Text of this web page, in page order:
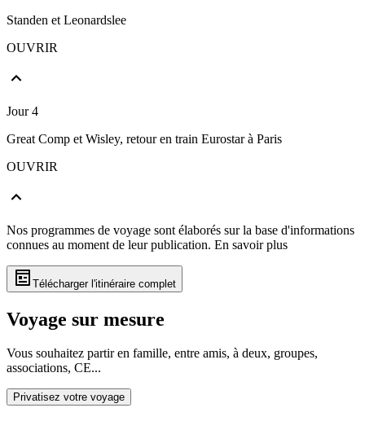
Standen et Leonardslee
OUVRIR
Jour 4
Great Comp et Wisley, retour en train Eurostar à Paris
OUVRIR
Nos programmes de voyage sont élaborés sur la base d'informations
connues au moment de leur publication. En savoir plus
Télécharger l'itinéraire complet
Voyage sur mesure
Vous souhaitez partir en famille, entre amis, à deux, groupes,
associations, CE...
Privatisez votre voyage